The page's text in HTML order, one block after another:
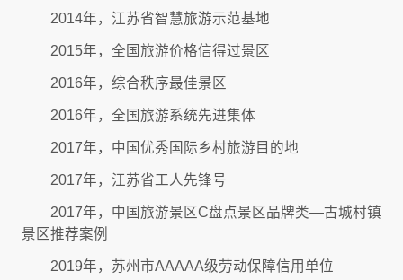
2014年，江苏省智慧旅游示范基地
2015年，全国旅游价格信得过景区
2016年，综合秩序最佳景区
2016年，全国旅游系统先进集体
2017年，中国优秀国际乡村旅游目的地
2017年，江苏省工人先锋号
2017年，中国旅游景区C盘点景区品牌类—古城村镇
景区推荐案例
2019年，苏州市AAAAA级劳动保障信用单位